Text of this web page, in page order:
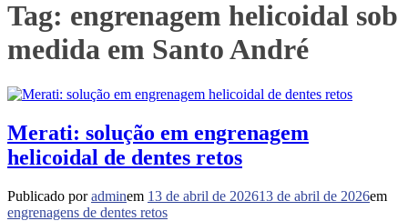
Tag: engrenagem helicoidal sob
medida em Santo André
Merati: solução em engrenagem
helicoidal de dentes retos
Publicado poradminem 13 de abril de 202613 de abril de 2026em
engrenagens de dentes retos